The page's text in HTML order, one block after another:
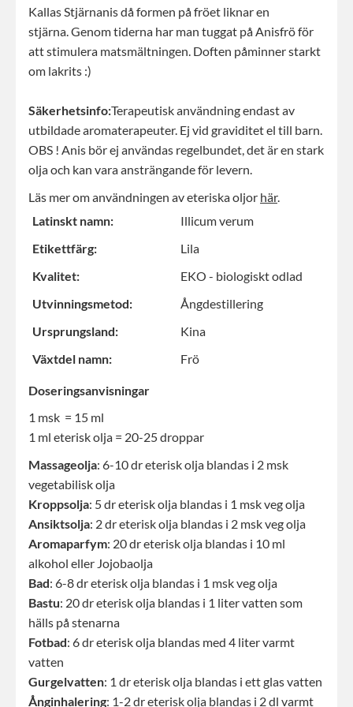
Kallas Stjärnanis då formen på fröet liknar en
stjärna. Genom tiderna har man tuggat på Anisfrö för
att stimulera matsmältningen. Doften påminner starkt
om lakrits :)
Säkerhetsinfo:Terapeutisk användning endast av
utbildade aromaterapeuter. Ej vid graviditet el till barn.
OBS ! Anis bör ej användas regelbundet, det är en stark
olja och kan vara ansträngande för levern.
Läs mer om användningen av eteriska oljor här.
Latinskt namn:
Illicum verum
Etikettfärg:
Lila
Kvalitet:
EKO - biologiskt odlad
Utvinningsmetod:
Ångdestillering
Ursprungsland:
Kina
Växtdel namn:
Frö
Doseringsanvisningar
1 msk = 15 ml
1 ml eterisk olja = 20-25 droppar
Massageolja: 6-10 dr eterisk olja blandas i 2 msk
vegetabilisk olja
Kroppsolja: 5 dr eterisk olja blandas i 1 msk veg olja
Ansiktsolja: 2 dr eterisk olja blandas i 2 msk veg olja
Aromaparfym: 20 dr eterisk olja blandas i 10 ml
alkohol eller Jojobaolja
Bad: 6-8 dr eterisk olja blandas i 1 msk veg olja
Bastu: 20 dr eterisk olja blandas i 1 liter vatten som
hälls på stenarna
Fotbad: 6 dr eterisk olja blandas med 4 liter varmt
vatten
Gurgelvatten: 1 dr eterisk olja blandas i ett glas vatten
Ånginhalering: 1-2 dr eterisk olja blandas i 2 dl varmt